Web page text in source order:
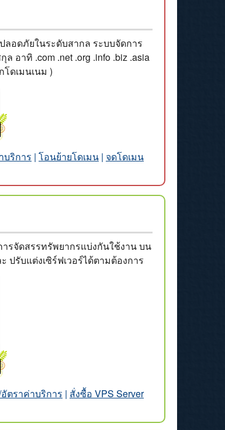
อดภัยในระดับสากล ระบบจัดการ
อาทิ .com .net .org .info .biz .asia
โดเมนเนม )
บริการ | โอนย้ายโดเมน | จดโดเมน
รจัดสรรทรัพยากรแบ่งกันใช้งาน บน
ปรับแต่งเซิร์ฟเวอร์ได้ตามต้องการ
ตราค่าบริการ | สั่งซื้อ VPS Server